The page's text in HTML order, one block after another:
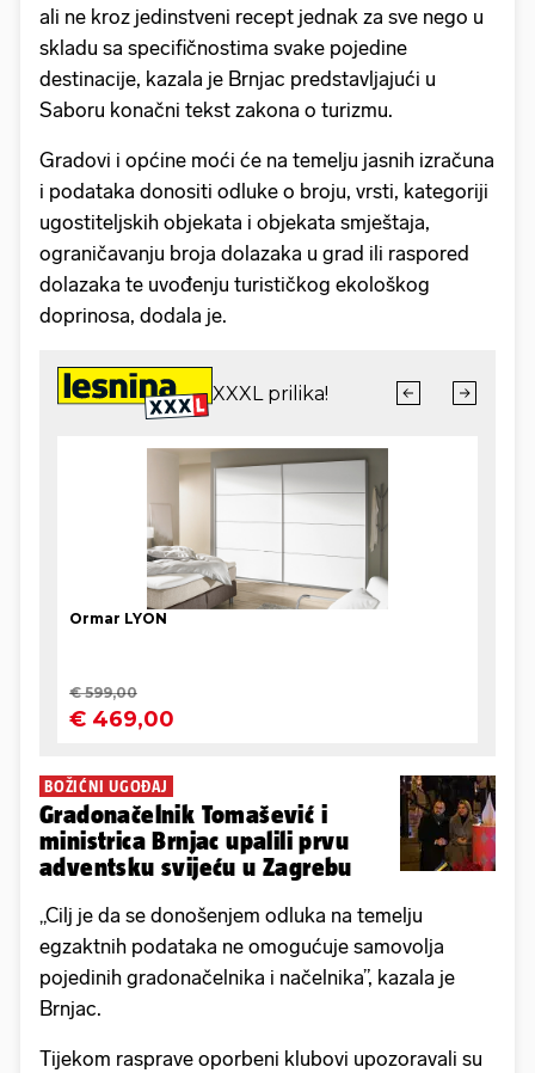
ali ne kroz jedinstveni recept jednak za sve nego u
skladu sa specifičnostima svake pojedine
destinacije, kazala je Brnjac predstavljajući u
Saboru konačni tekst zakona o turizmu.
Gradovi i općine moći će na temelju jasnih izračuna
i podataka donositi odluke o broju, vrsti, kategoriji
ugostiteljskih objekata i objekata smještaja,
ograničavanju broja dolazaka u grad ili raspored
dolazaka te uvođenju turističkog ekološkog
doprinosa, dodala je.
BOŽIĆNI UGOĐAJ
Gradonačelnik Tomašević i
ministrica Brnjac upalili prvu
adventsku svijeću u Zagrebu
„Cilj je da se donošenjem odluka na temelju
egzaktnih podataka ne omogućuje samovolja
pojedinih gradonačelnika i načelnika”, kazala je
Brnjac.
Tijekom rasprave oporbeni klubovi upozoravali su